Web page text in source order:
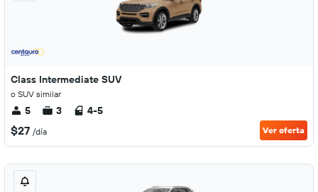
Class Intermediate SUV
o SUV similar
5 3 4-5
$27 /día Ver oferta